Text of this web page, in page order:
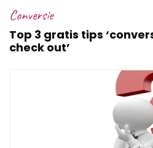
Conversie
Top 3 gratis tips
check out’